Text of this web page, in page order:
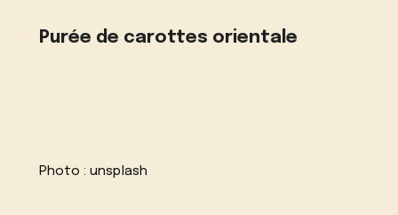
Purée de carottes orientale
Photo :unsplash